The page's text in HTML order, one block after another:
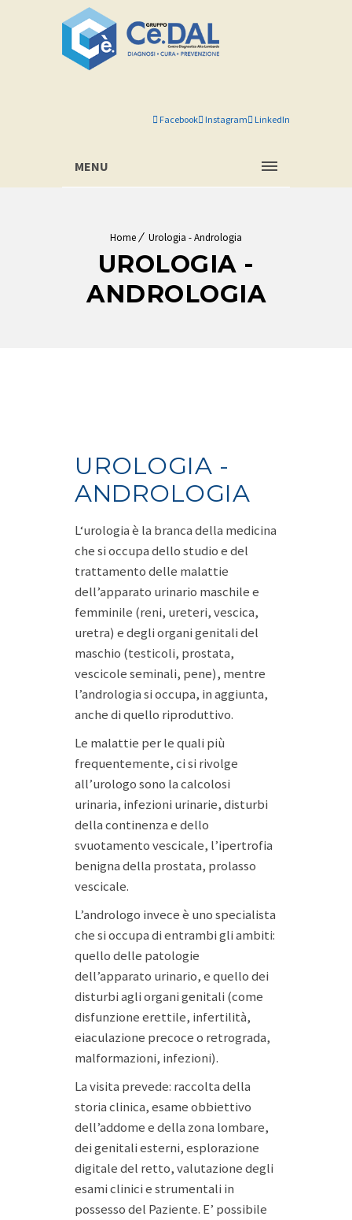
Facebook Instagram LinkedIn
MENU
Home Urologia - Andrologia
UROLOGIA -
ANDROLOGIA
UROLOGIA -
ANDROLOGIA
L‘urologia è la branca della medicina
che si occupa dello studio e del
trattamento delle malattie
dell’apparato urinario maschile e
femminile (reni, ureteri, vescica,
uretra) e degli organi genitali del
maschio (testicoli, prostata,
vescicole seminali, pene), mentre
l’andrologia si occupa, in aggiunta,
anche di quello riproduttivo.
Le malattie per le quali più
frequentemente, ci si rivolge
all’urologo sono la calcolosi
urinaria, infezioni urinarie, disturbi
della continenza e dello
svuotamento vescicale, l’ipertrofia
benigna della prostata, prolasso
vescicale.
L’andrologo invece è uno specialista
che si occupa di entrambi gli ambiti:
quello delle patologie
dell’apparato urinario, e quello dei
disturbi agli organi genitali (come
disfunzione erettile, infertilità,
eiaculazione precoce o retrograda,
malformazioni, infezioni).
La visita prevede: raccolta della
storia clinica, esame obbiettivo
dell’addome e della zona lombare,
dei genitali esterni, esplorazione
digitale del retto, valutazione degli
esami clinici e strumentali in
possesso del Paziente. E’ possibile